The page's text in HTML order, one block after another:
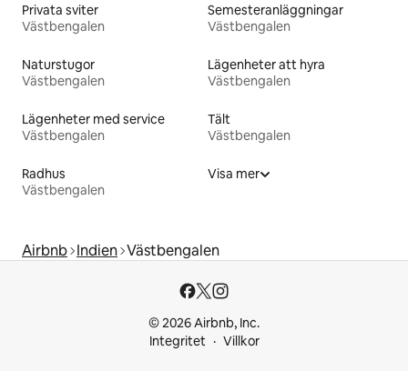
Privata sviter
Västbengalen
Semesteranläggningar
Västbengalen
Naturstugor
Västbengalen
Lägenheter att hyra
Västbengalen
Lägenheter med service
Västbengalen
Tält
Västbengalen
Radhus
Västbengalen
Visa mer
Airbnb Indien Västbengalen
© 2026 Airbnb, Inc.
Integritet
Villkor